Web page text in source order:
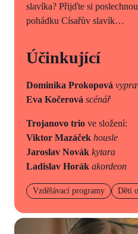
slavíka? Přijďte si
pohádku Císařův slavík…
Účinkující
Dominika Prokopová
Eva Kočerová scénář
Trojanovo trio ve složení:
Viktor Mazáček housle
Jaroslav Novák kytara
Ladislav Horák akordeon
Vzdělávací programy Děti